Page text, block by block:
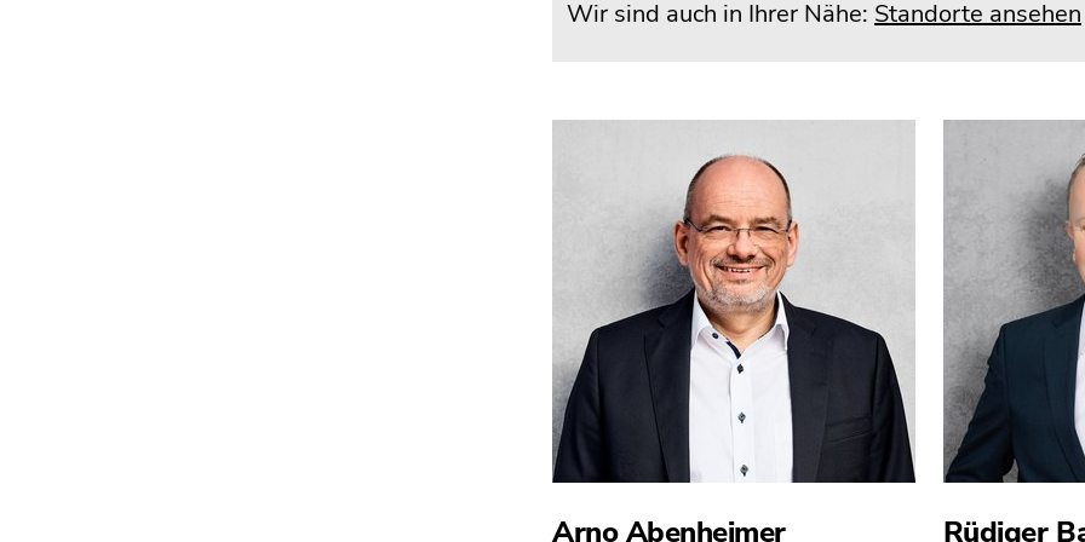
Wir sind auch in Ihrer Nähe: Standorte ansehen
Arno Abenheimer Rüdiger